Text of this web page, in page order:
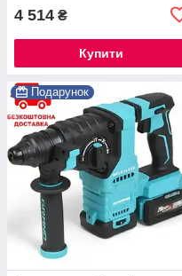
4 514 ₴
Купити
Подарунок